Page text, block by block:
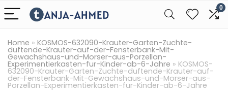
0
Home » KOSMOS-632090-Krauter-Garten-Zuchte-
duftende-Krauter-auf-der-Fensterbank-Mit-
Gewachshaus-und-Morser-aus-Porzellan-
Experimentierkasten-fur-Kinder-ab-6-Jahre » KOSMOS-
632090-Krauter-Garten-Zuchte-duftende-Krauter-auf-
der-Fensterbank-Mit-Gewachshaus-und-Morser-aus-
Porzellan-Experimentierkasten-fur-Kinder-ab-6-Jahre